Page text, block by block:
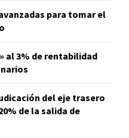
para tomar el
al 3% de rentabilidad
del eje trasero
de la salida de